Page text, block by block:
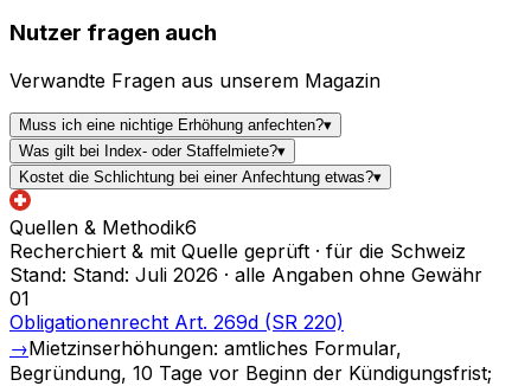
Nutzer fragen auch
Verwandte Fragen aus unserem Magazin
Muss ich eine nichtige Erhöhung anfechten?▾
Was gilt bei Index- oder Staffelmiete?▾
Kostet die Schlichtung bei einer Anfechtung etwas?▾
Quellen & Methodik6
Recherchiert & mit Quelle geprüft · für die Schweiz
Stand: Stand: Juli 2026 · alle Angaben ohne Gewähr
01
Obligationenrecht Art. 269d (SR 220)
→Mietzinserhöhungen: amtliches Formular,
Begründung, 10 Tage vor Beginn der Kündigungsfrist;